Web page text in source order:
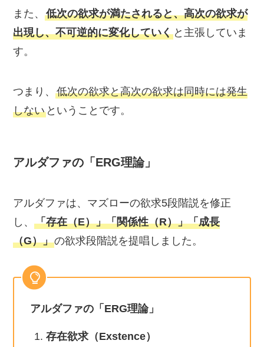
また、低次の欲求が満たされると、高次の欲求が
出現し、不可逆的に変化していく と主張していま
す。
つまり、低次の欲求と高次の欲求は同時には発生
しない ということです。
アルダファの「ERG理論」
アルダファは、マズローの欲求5段階説を修正
し、「存在（E）」「関係性（R）」「成長
（G）」の欲求段階説を提唱しました。
アルダファの「ERG理論」
存在欲求（Exstence）